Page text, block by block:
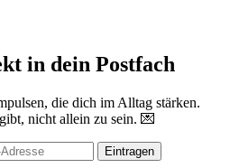
in dein Postfach
die dich im Alltag stärken.
nicht allein zu sein. 💌
Eintragen